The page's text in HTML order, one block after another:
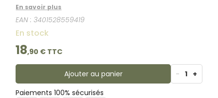
sarcoptes de la gale, les puces et les punaises de
lit.Ce traitement est idéal pour lutter contre les
acariens causant de nombreuses réactions
allergiques comme l'asthme, la rhinite, l'eczéma et la
conjonctivite.Ascaflash traite la literie, les matelas, les
oreillers, les couettes, les moquettes, les tapis, les
canapés, les fauteuils, les sièges de voitures, les
rideaux et tout autre tissu.En 1 heure 100% des
acariens sont éliminés.Sans gaz propulseur, ne tache
pas et ne graisse pas, sans odeur une fois sec.
En savoir plus
EAN :3401528559419
En stock
18,90 € TTC
Ajouter au panier - 1 +
Paiements 100% sécurisés